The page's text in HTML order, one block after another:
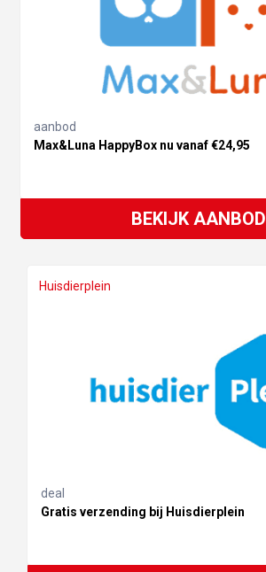
aanbod
Max&Luna HappyBox nu vanaf €24,95
BEKIJK AANBOD
Huisdierplein
deal
Gratis verzending bij Huisdierplein